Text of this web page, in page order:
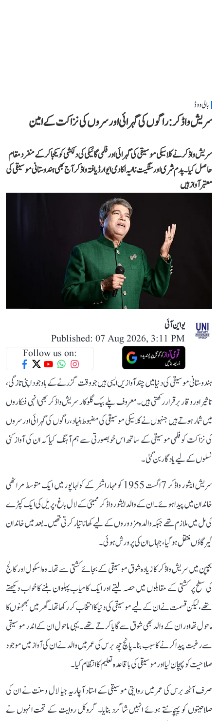
بالی ووڈ
سریش واڈکر: راگوں کی گہرائی اور سروں کی نزاکت کے امین
سریش واڈکر نے کلاسیکی موسیقی کی گہرائی اور فلمی گائیکی کی دلکشی کو یکجا کر کے منفرد مقام
حاصل کیا۔ پدم شری اور سنگیت ناٹیہ اکادمی ایوارڈ یافتہ واڈکر آج بھی ہندوستانی موسیقی کی
معتبر آواز ہیں
یو این آئی
Published: 07 Aug 2026, 3:11 PM
Follow us on:
ہندوستانی موسیقی کی دنیا میں چند آوازیں ایسی ہیں جو وقت گزرنے کے باوجود اپنی تازگی،
تاثیر اور وقار برقرار رکھتی ہیں۔ معروف پلے بیک گلوکار سریش واڈکر بھی انہی فنکاروں
میں شمار ہوتے ہیں جنہوں نے کلاسیکی موسیقی کی مضبوط بنیاد، راگوں کی گہرائی اور سروں
کی نزاکت کو فلمی موسیقی کے ساتھ اس خوبصورتی سے ہم آہنگ کیا کہ ان کی آواز کئی
نسلوں کے لیے یادگار بن گئی۔
سریش ایشور واڈکر 7 اگست 1955 کو مہاراشٹر کے کولہاپور میں ایک متوسط مراٹھی
خاندان میں پیدا ہوئے۔ ان کے والد ایشور واڈکر ممبئی کے لال باغ، پریل کی ایک کپڑے
کی مل میں ملازم تھے جبکہ والدہ مزدوروں کے لیے کھانا تیار کرتی تھیں۔ بعد میں خاندان
گیرگاؤں منتقل ہو گیا، جہاں ان کی پرورش ہوئی۔
بچپن میں سریش واڈکر کا زیادہ شوق موسیقی کے بجائے کشتی سے تھا۔ وہ اسکول اور کالج
کی سطح پر کشتی کے مقابلوں میں حصہ لیتے اور ایک کامیاب پہلوان بننے کا خواب دیکھتے
تھے، لیکن قسمت نے ان کے لیے موسیقی کی دنیا کا انتخاب کر رکھا تھا۔ گھر میں بھجنوں کا
ماحول تھا اور ان کے والد بھی شوق سے گایا کرتے تھے۔ یہی ماحول ان کے اندر موسیقی
سے رغبت پیدا کرنے کا سبب بنا۔ پانچ چھ برس کی عمر میں والد نے ان کی آواز میں موجود
صلاحیت کو پہچان لیا اور موسیقی کی باقاعدہ تعلیم کا انتظام کیا۔
صرف آٹھ برس کی عمر میں روایتی موسیقی کے استاد آچاریہ جیا لال وسنت نے ان کی
صلاحیتوں کو پہچانتے ہوئے انہیں شاگرد بنایا۔ گروکل روایت کے تحت انہوں نے